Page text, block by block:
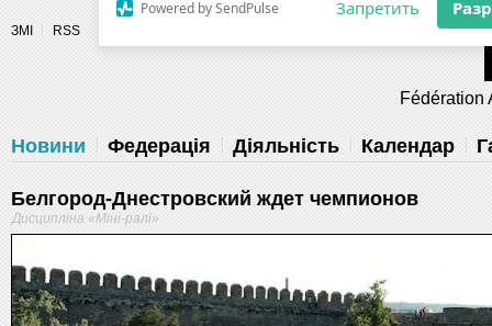
Разрешите сайту fau.ua
уведомления на рабочий стол
ЗМІ RSS
Fédération
Новини Федерація Діяльність Календар
Белгород-Днестровский ждет чемпионов
Дисципліна «Міні-ралі»